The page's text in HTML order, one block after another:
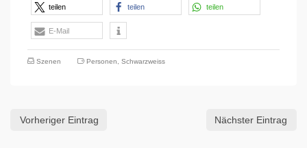
teilen teilen teilen
E-Mail
Szenen Personen Schwarzweiss
Vorheriger Eintrag Nächster Eintrag